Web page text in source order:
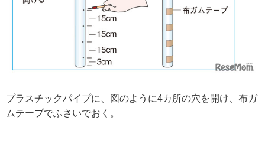
プラスチックパイプに、図のように4カ所の穴を開け、布ガ
ムテープでふさいでおく。